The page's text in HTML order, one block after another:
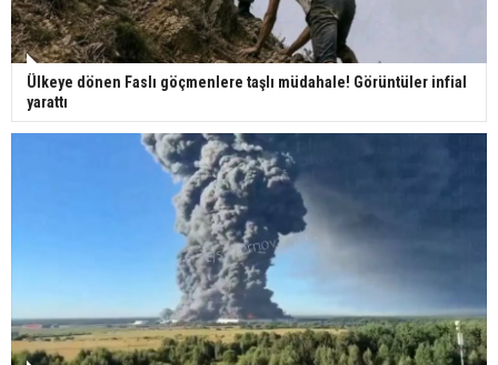
Ülkeye dönen Faslı göçmenlere taşlı müdahale! Görüntüler infial
yarattı